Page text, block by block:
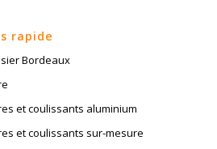
rapide
Bordeaux
et coulissants aluminium
et coulissants sur-mesure